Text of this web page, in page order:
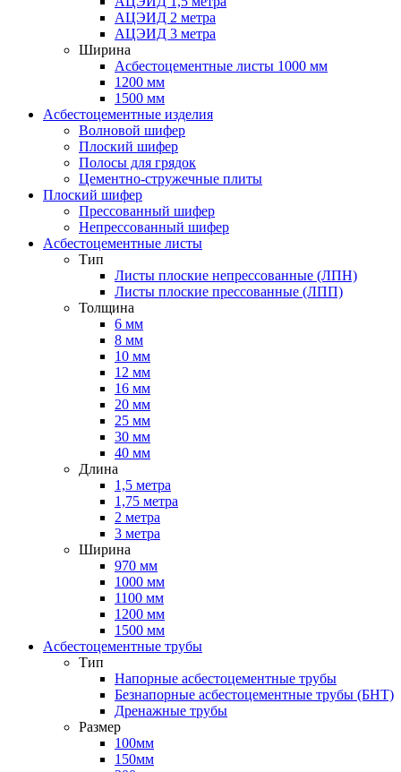
АЦЭИД 2 метра
АЦЭИД 3 метра
Ширина
Асбестоцементные листы 1000 мм
1200 мм
1500 мм
Асбестоцементные изделия
Волновой шифер
Плоский шифер
Полосы для грядок
Цементно-стружечные плиты
Плоский шифер
Прессованный шифер
Непрессованный шифер
Асбестоцементные листы
Тип
Листы плоские непрессованные (ЛПН)
Листы плоские прессованные (ЛПП)
Толщина
6 мм
8 мм
10 мм
12 мм
16 мм
20 мм
25 мм
30 мм
40 мм
Длина
1,5 метра
1,75 метра
2 метра
3 метра
Ширина
970 мм
1000 мм
1100 мм
1200 мм
1500 мм
Асбестоцементные трубы
Тип
Напорные асбестоцементные трубы
Безнапорные асбестоцементные трубы (БНТ)
Дренажные трубы
Размер
100мм
150мм